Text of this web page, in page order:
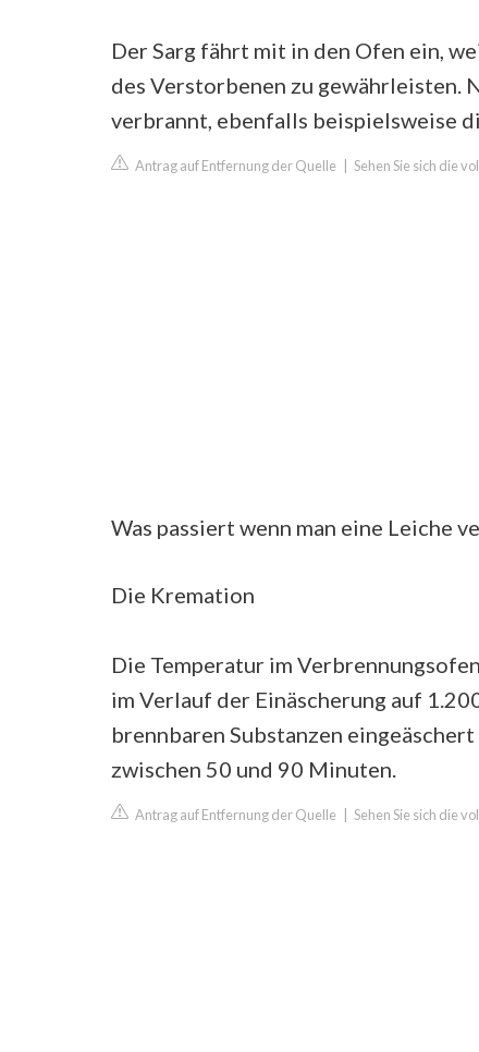
Der Sarg fährt mit in den Ofen ein,
des Verstorbenen zu gewährleisten.
verbrannt, ebenfalls beispielsweise
Antrag auf Entfernung der Quelle Sehen Sie sich die
Was passiert wenn man eine Leiche
Die Kremation
Die Temperatur im
im Verlauf der Einäscherung auf
brennbaren Substanzen
zwischen 50 und 90 Minuten.
Antrag auf Entfernung der Quelle Sehen Sie sich die